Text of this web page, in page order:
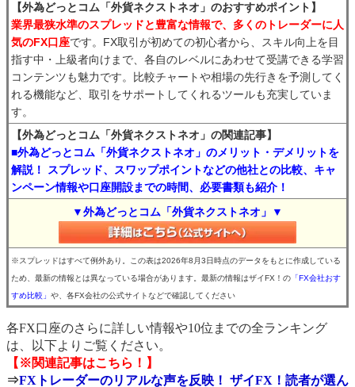
【外為どっとコム「外貨ネクストネオ」のおすすめポイント】
業界最狭水準のスプレッドと豊富な情報で、多くのトレーダーに人
気のFX口座です。FX取引が初めての初心者から、スキル向上を目
指す中・上級者向けまで、各自のレベルにあわせて受講できる学習
コンテンツも魅力です。比較チャートや相場の先行きを予測してく
れる機能など、取引をサポートしてくれるツールも充実していま
す。
【外為どっとコム「外貨ネクストネオ」の関連記事】
■外為どっとコム「外貨ネクストネオ」のメリット・デメリットを
解説！ スプレッド、スワップポイントなどの他社との比較、キャ
ンペーン情報や口座開設までの時間、必要書類も紹介！
▼外為どっとコム「外貨ネクストネオ」▼
※スプレッドはすべて例外あり。この表は2026年8月3日時点のデータをもとに作成している
ため、最新の情報とは異なっている場合があります。最新の情報はザイFX！の 「FX会社おす
すめ比較」 や、各FX会社の公式サイトなどで確認してください
各FX口座のさらに詳しい情報や10位までの全ランキング
は、以下よりご覧ください。
【※関連記事はこちら！】
⇒FXトレーダーのリアルな声を反映！ ザイFX！読者が選ん